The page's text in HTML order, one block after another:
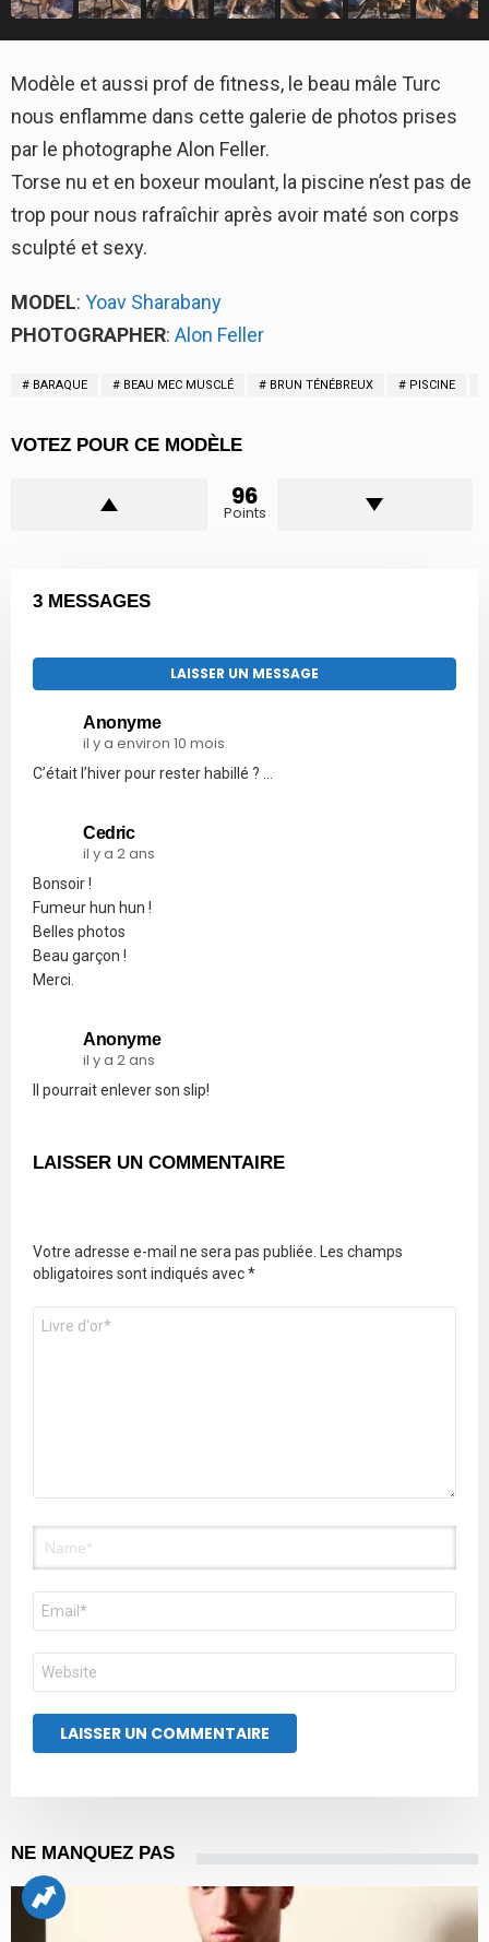
Modèle et aussi prof de fitness, le beau mâle Turc
nous enflamme dans cette galerie de photos prises
par le photographe Alon Feller.
Torse nu et en boxeur moulant, la piscine n’est pas de
trop pour nous rafraîchir après avoir maté son corps
sculpté et sexy.
MODEL: Yoav Sharabany
PHOTOGRAPHER: Alon Feller
BARAQUE BEAU MEC MUSCLÉ BRUN TÉNÉBREUX PISCINE
VOTEZ POUR CE MODÈLE
96
Points
3 MESSAGES
LAISSER UN MESSAGE
Anonyme
il y a environ 10 mois
C’était l’hiver pour rester habillé ? …
Cedric
il y a 2 ans
Bonsoir !
Fumeur hun hun !
Belles photos
Beau garçon !
Merci.
Anonyme
il y a 2 ans
Il pourrait enlever son slip!
LAISSER UN COMMENTAIRE
Votre adresse e-mail ne sera pas publiée.
Les champs
obligatoires sont indiqués avec*
Commentaire
E-
mail
Site
web
NE MANQUEZ PAS